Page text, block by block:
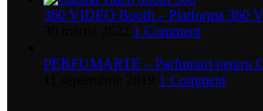
360 VIDEO Booth – Platforma 360
1 Comment
PERFUMARTE – Parfumuri pentru
1 Comment